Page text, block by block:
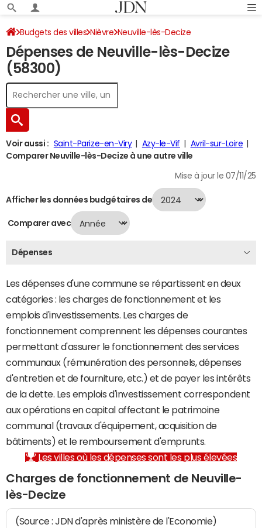
Budgets des villes Nièvre Neuville-lès-Decize
Dépenses 2024
Dépenses de Neuville-lès-Decize
(58300)
Voir aussi : Saint-Parize-en-Viry Azy-le-Vif
Avril-sur-Loire
Comparer Neuville-lès-Decize à une autre ville
Mise à jour le 07/11/25
Afficher les données budgétaires de
Comparer avec
Dépenses
Les dépenses d'une commune se répartissent en deux
catégories : les charges de fonctionnement et les
emplois d'investissements. Les charges de
fonctionnement comprennent les dépenses courantes
permettant d'assurer le fonctionnement des services
communaux (rémunération des personnels, dépenses
d'entretien et de fourniture, etc.) et de payer les intérêts
de la dette. Les emplois d'investissement correspondent
aux opérations en capital affectant le patrimoine
communal (travaux d'équipement, acquisition de
bâtiments) et le remboursement d'emprunts.
Les villes où les dépenses sont les plus élevées
Charges de fonctionnement de Neuville-
lès-Decize
(Source : JDN d'après ministère de l'Economie)